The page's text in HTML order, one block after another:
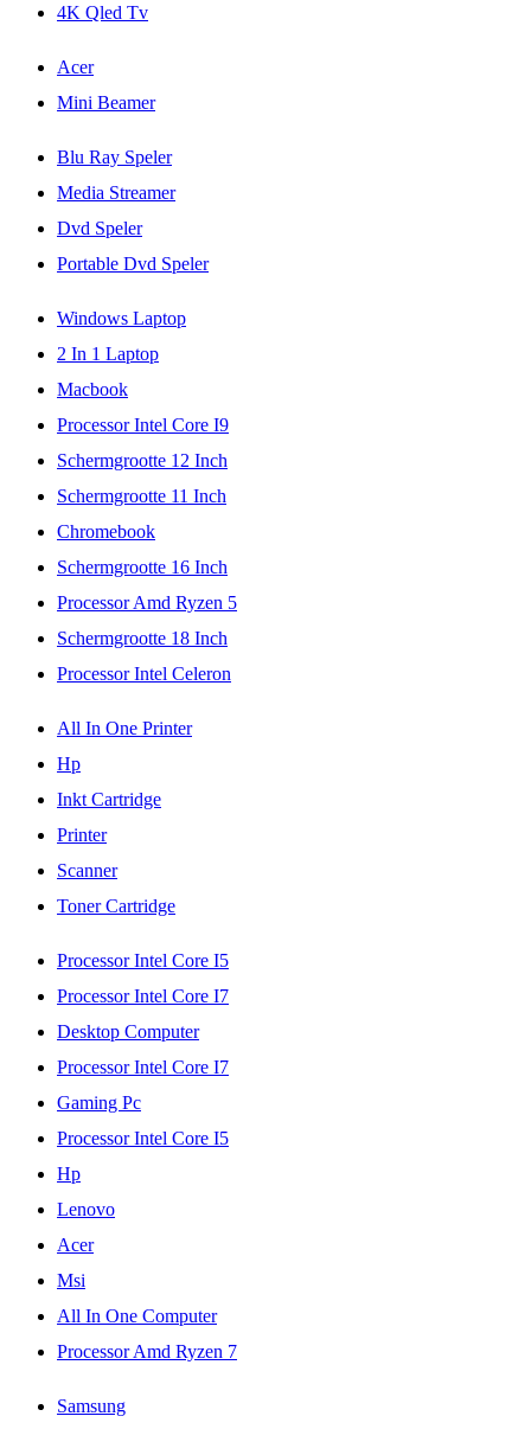
4K Qled Tv
Acer
Mini Beamer
Blu Ray Speler
Media Streamer
Dvd Speler
Portable Dvd Speler
Windows Laptop
2 In 1 Laptop
Macbook
Processor Intel Core I9
Schermgrootte 12 Inch
Schermgrootte 11 Inch
Chromebook
Schermgrootte 16 Inch
Processor Amd Ryzen 5
Schermgrootte 18 Inch
Processor Intel Celeron
All In One Printer
Hp
Inkt Cartridge
Printer
Scanner
Toner Cartridge
Processor Intel Core I5
Processor Intel Core I7
Desktop Computer
Processor Intel Core I7
Gaming Pc
Processor Intel Core I5
Hp
Lenovo
Acer
Msi
All In One Computer
Processor Amd Ryzen 7
Samsung